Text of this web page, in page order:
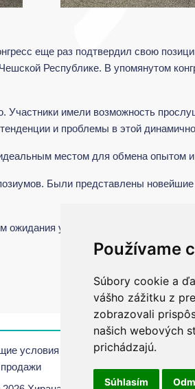
Používame
Súbory cookie a
vášho zážitku z
zobrazovali
našich webových
prichádzajú.
Súhlasím
еще раз подтвердил свою
Республике. В упомянутом
имели возможность
и проблемы в этой
местом для обмена опытом и
Были представлены
участников.
условия
продажи
Авторское
право